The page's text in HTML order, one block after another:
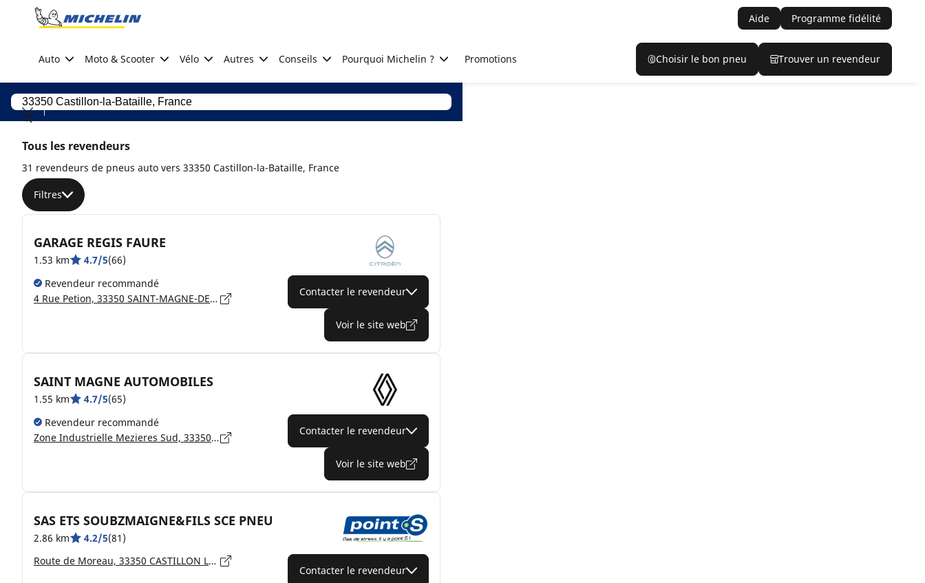
Go to page content
Aide Programme fidélité
Auto Moto & Scooter Vélo Autres Conseils Pourquoi Michelin ? Promotions Choisir le bon pneu Trouver un revendeur
Tous les revendeurs
31 revendeurs de pneus auto vers 33350 Castillon-la-Bataille, France
Filtres
GARAGE REGIS FAURE
1.53 km 4.7/5(66)
Revendeur recommandé
4 Rue Petion, 33350 SAINT-MAGNE-DE-CASTILLON
Contacter le revendeur
Voir le site web
SAINT MAGNE AUTOMOBILES
1.55 km 4.7/5(65)
Revendeur recommandé
Zone Industrielle Mezieres Sud, 33350 SAINT-MAGNE-DE-CASTILLON
Contacter le revendeur
Voir le site web
SAS ETS SOUBZMAIGNE&FILS SCE PNEU
2.86 km 4.2/5(81)
Route de Moreau, 33350 CASTILLON LA BATAILLE
Contacter le revendeur